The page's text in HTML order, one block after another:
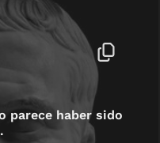
parece haber sido